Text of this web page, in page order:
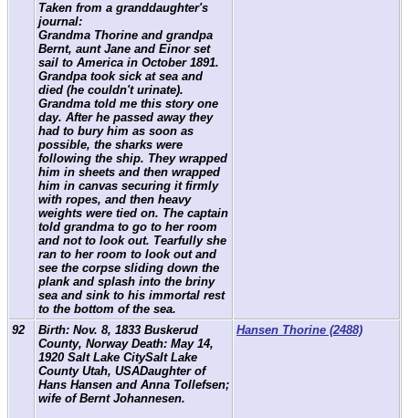
Taken from a granddaughter's
journal:
Grandma Thorine and grandpa
Bernt, aunt Jane and Einor set
sail to America in October 1891.
Grandpa took sick at sea and
died (he couldn't urinate).
Grandma told me this story one
day. After he passed away they
had to bury him as soon as
possible, the sharks were
following the ship. They wrapped
him in sheets and then wrapped
him in canvas securing it firmly
with ropes, and then heavy
weights were tied on. The captain
told grandma to go to her room
and not to look out. Tearfully she
ran to her room to look out and
see the corpse sliding down the
plank and splash into the briny
sea and sink to his immortal rest
to the bottom of the sea.
92
Birth: Nov. 8, 1833 Buskerud
County, Norway Death: May 14,
1920 Salt Lake CitySalt Lake
County Utah, USADaughter of
Hans Hansen and Anna Tollefsen;
wife of Bernt Johannesen.
Hansen Thorine (2488)